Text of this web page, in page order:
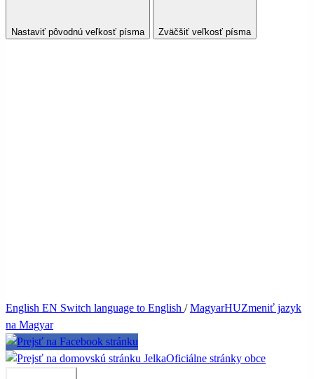
Nastaviť pôvodnú veľkosť písma Zväčšiť veľkosť písma
English EN Switch language to English /MagyarHUZmeniť jazyk
na Magyar
JelkaOficiálne stránky obce